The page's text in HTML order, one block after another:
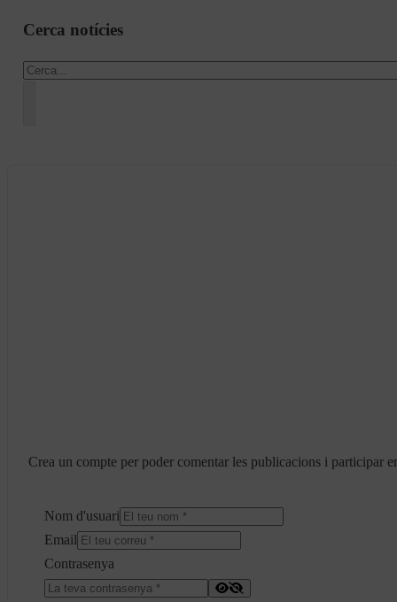
Cerca notícies
Cercar
Crea un compte per poder comentar les publicacions i participar
Nom d'usuari
Email
Contrasenya